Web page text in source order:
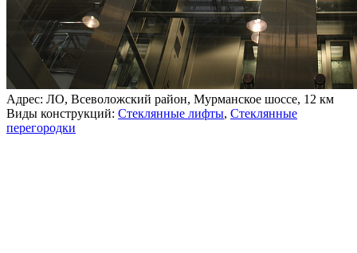
Адрес: ЛО, Всеволожский район, Мурманское шоссе, 12 км
Виды конструкций: Стеклянные лифты, Стеклянные
перегородки